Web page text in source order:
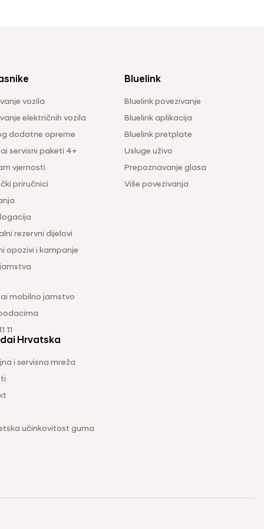
vozila
električnih vozila
dodatne opreme
servisni paketi 4+
vjernosti
priručnici
rezervni dijelovi
opozivi i kampanje
mobilno jamstvo
11
Bluelink
Bluelink povezivanje
Bluelink aplikacija
Bluelink pretplate
Usluge uživo
Prepoznavanje glasa
Više povezivanja
Hrvatska
i servisna mreža
učinkovitost guma